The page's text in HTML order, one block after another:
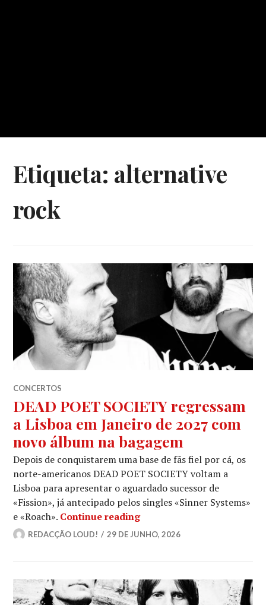
Etiqueta: alternative
rock
CONCERTOS
DEAD POET SOCIETY regressam
a Lisboa em Janeiro de 2027 com
novo álbum na bagagem
Depois de conquistarem uma base de fãs fiel por cá, os
norte-americanos DEAD POET SOCIETY voltam a
Lisboa para apresentar o aguardado sucessor de
«Fission», já antecipado pelos singles «Sinner Systems»
e «Roach». Continue readingDEAD POET SOCIETY
REDACÇÃO LOUD! 29 DE JUNHO, 2026